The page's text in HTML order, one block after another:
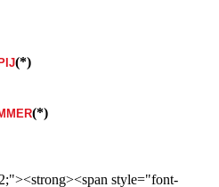
(*)
(*)
style="font-